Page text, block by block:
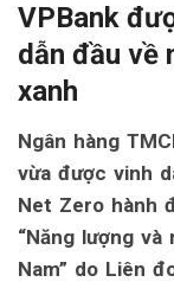
VPBank
dẫn đầu về
xanh
Ngân hàng
vừa được vinh
Net Zero hành
“Năng lượng
Nam” do Liên